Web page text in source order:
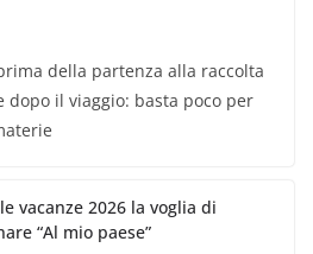
della partenza alla raccolta
il viaggio: basta poco per
vacanze 2026 la voglia di
“Al mio paese”